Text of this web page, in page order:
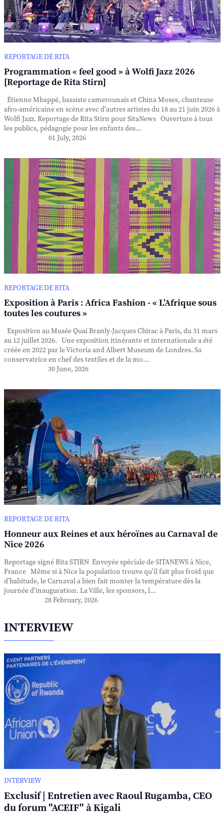
REPORTAGE DE RITA
Programmation « feel good » à Wolfi Jazz 2026
[Reportage de Rita Stirn]
Étienne Mbappé, bassiste camerounais et China Moses, chanteuse
afro-américaine en scène avec d'autres artistes du 18 au 21 juin 2026 à
Wolfi Jazz. Reportage de Rita Stirn pour SitaNews Ouverture à tous
les publics, pédagogie pour les enfants des...
01 July, 2026
REPORTAGE DE RITA
Exposition à Paris : Africa Fashion - « L’Afrique sous
toutes les coutures »
Exposition au Musée Quai Branly-Jacques Chirac à Paris, du 31 mars
au 12 juillet 2026. Une exposition itinérante et internationale a été
créée en 2022 par le Victoria and Albert Museum de Londres. Sa
conservatrice en chef des textiles et de la mo...
30 June, 2026
REPORTAGE DE RITA
Honneur aux Reines et aux héroïnes au Carnaval de
Nice 2026
Reportage signé Rita STIRN Envoyée spéciale de SITANEWS à Nice,
France Même si à Nice la population trouve qu’il fait plus froid que
d’habitude, le Carnaval a bien fait monter la température dès la
journée d’inauguration. La Ville, les sponsors, l...
28 February, 2026
INTERVIEW
INTERVIEW
Exclusif | Entretien avec Raoul Rugamba, CEO
du forum "ACEIF" à Kigali